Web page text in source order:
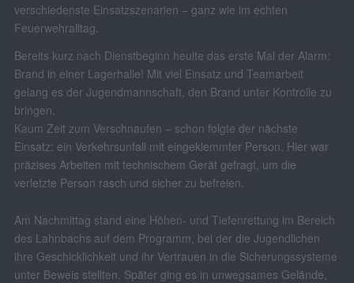
verschiedenste Einsatzszenarien – ganz wie im echten
Feuerwehralltag.
Bereits kurz nach Dienstbeginn heulte das erste Mal der Alarm:
Brand in einer Lagerhalle! Mit viel Einsatz und Teamarbeit
gelang es der Jugendmannschaft, den Brand unter Kontrolle zu
bringen.
Kaum Zeit zum Verschnaufen – schon folgte der nächste
Einsatz: ein Verkehrsunfall mit eingeklemmter Person. Hier war
präzises Arbeiten mit technischem Gerät gefragt, um die
verletzte Person rasch und sicher zu befreien.
Am Nachmittag stand eine Höhen- und Tiefenrettung im Bereich
des Lahnbachs auf dem Programm, bei der die Jugendlichen
ihre Geschicklichkeit und ihr Vertrauen in die Sicherungssysteme
unter Beweis stellten. Später ging es in unwegsames Gelände,